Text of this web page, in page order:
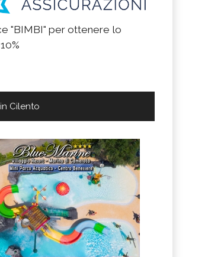
"BIMBI" per ottenere lo
Cilento